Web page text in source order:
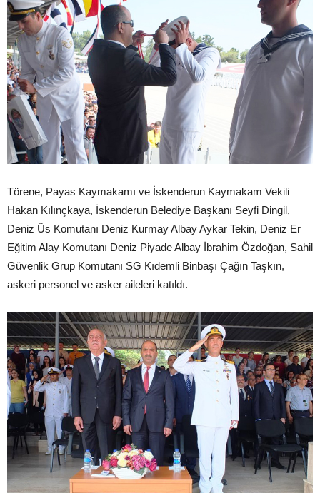
Törene, Payas Kaymakamı ve İskenderun Kaymakam Vekili
Hakan Kılınçkaya, İskenderun Belediye Başkanı Seyfi Dingil,
Deniz Üs Komutanı Deniz Kurmay Albay Aykar Tekin, Deniz Er
Eğitim Alay Komutanı Deniz Piyade Albay İbrahim Özdoğan, Sahil
Güvenlik Grup Komutanı SG Kıdemli Binbaşı Çağın Taşkın,
askeri personel ve asker aileleri katıldı.